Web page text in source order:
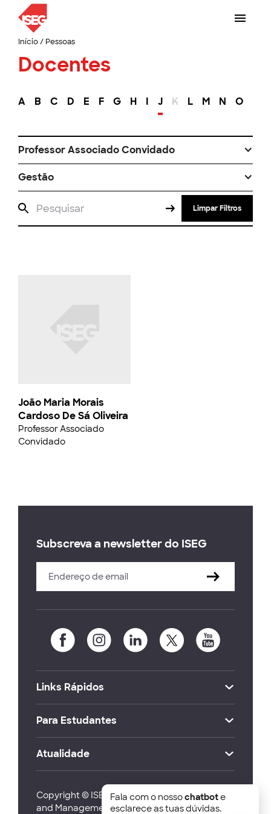
Início/ Pessoas
Docentes
A B C D E F G H I J K L M N O
Professor Associado Convidado
Gestão
Limpar Filtros
João Maria Morais
Cardoso De Sá Oliveira
Professor Associado
Convidado
Subscreva a newsletter do ISEG
Links Rápidos
Para Estudantes
Atualidade
Copyright © ISEG Lisbon School of Economics
and Management 2026
Fala com o nossochatbote
esclarece as tuas dúvidas.